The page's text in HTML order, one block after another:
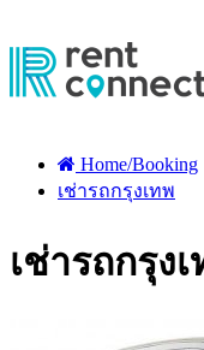
Home/Booking
เช่ารถกรุงเทพ
เช่ารถกรุง